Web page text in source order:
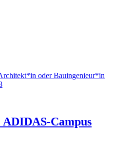
oder Bauingenieur*in
Campus